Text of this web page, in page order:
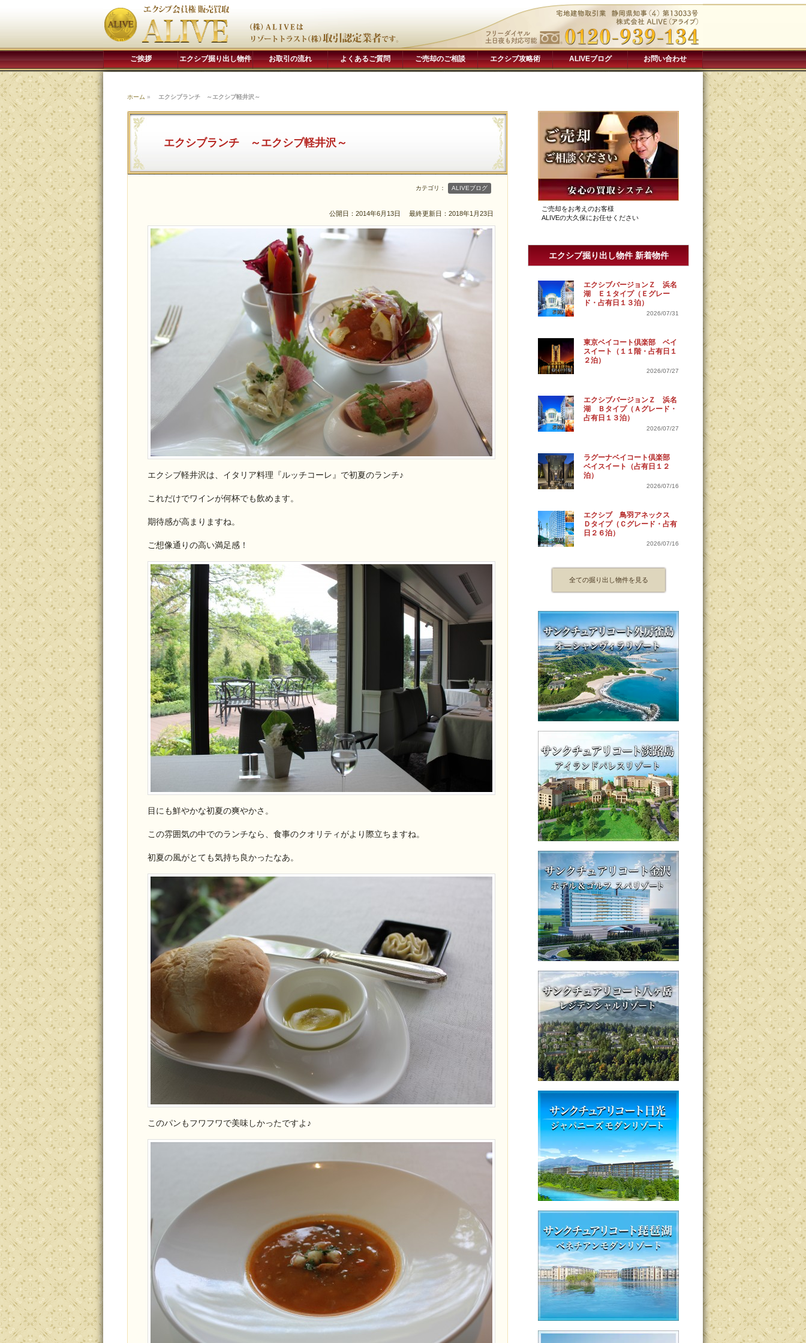
ご挨拶 エクシブ掘り出し物件 お取引の流れ よくあるご質問 ご売却のご相談 エクシブ攻略術 ALIVEブログ お問い合わせ
ホーム » エクシブランチ ～エクシブ軽井沢～
エクシブランチ ～エクシブ軽井沢～
カテゴリ： ALIVEブログ
公開日：2014年6月13日 最終更新日：2018年1月23日
エクシブ軽井沢は、イタリア料理『ルッチコーレ』で初夏のランチ♪
これだけでワインが何杯でも飲めます。
期待感が高まりますね。
ご想像通りの高い満足感！
目にも鮮やかな初夏の爽やかさ。
この雰囲気の中でのランチなら、食事のクオリティがより際立ちますね。
初夏の風がとても気持ち良かったなあ。
このパンもフワフワで美味しかったですよ♪
ご売却をお考えのお客様
ALIVEの大久保にお任せください
エクシブ掘り出し物件 新着物件
エクシブバージョンＺ 浜名
湖 Ｅ１タイプ（Ｅグレー
ド・占有日１３泊）
2026/07/31
東京ベイコート倶楽部 ベイ
スイート（１１階・占有日１
２泊）
2026/07/27
エクシブバージョンＺ 浜名
湖 Ｂタイプ（Ａグレード・
占有日１３泊）
2026/07/27
ラグーナベイコート倶楽部
ベイスイート（占有日１２
泊）
2026/07/16
エクシブ 鳥羽アネックス
Ｄタイプ（Ｃグレード・占有
日２６泊）
2026/07/16
全ての掘り出し物件を見る